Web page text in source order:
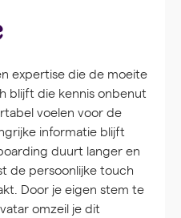
expertise die de moeite
blijft die kennis onbenut
voelen voor de
informatie blijft
duurt langer en
de persoonlijke touch
Door je eigen stem te
omzeil je dit